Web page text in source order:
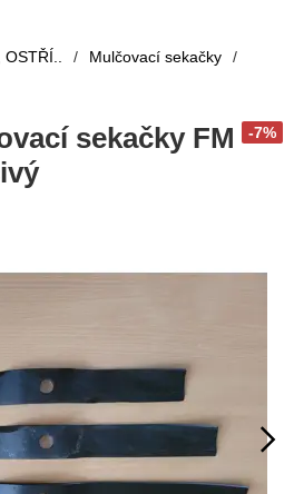
/ Mulčovací sekačky
/
-7%
sekačky FM